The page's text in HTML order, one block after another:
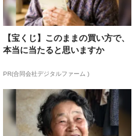
【宝くじ】このままの買い方で、
本当に当たると思いますか
PR(合同会社デジタルファーム )